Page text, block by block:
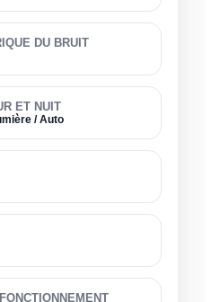
DU BRUIT
ET NUIT
/ Auto